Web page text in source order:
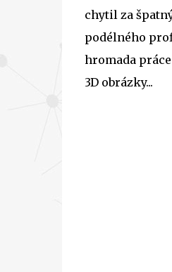
chytil za
podélného
hromada
3D obrázky...